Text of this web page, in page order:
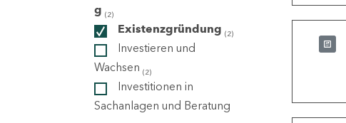
g (2)
Existenzgründung (2)
Investieren und
Wachsen (2)
Investitionen in
Sachanlagen und Beratung